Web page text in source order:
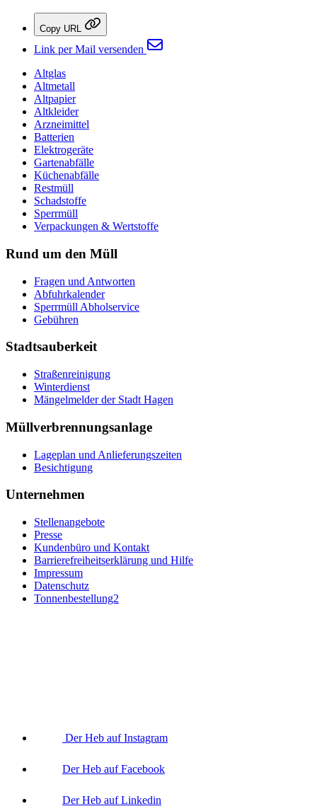
Copy URL
Link per Mail versenden
Altglas
Altmetall
Altpapier
Altkleider
Arzneimittel
Batterien
Elektrogeräte
Gartenabfälle
Küchenabfälle
Restmüll
Schadstoffe
Sperrmüll
Verpackungen & Wertstoffe
Rund um den Müll
Fragen und Antworten
Abfuhrkalender
Sperrmüll Abholservice
Gebühren
Stadtsauberkeit
Straßenreinigung
Winterdienst
Mängelmelder der Stadt Hagen
Müllverbrennungsanlage
Lageplan und Anlieferungszeiten
Besichtigung
Unternehmen
Stellenangebote
Presse
Kundenbüro und Kontakt
Barrierefreiheitserklärung und Hilfe
Impressum
Datenschutz
Tonnenbestellung2
Der Heb auf Instagram
Der Heb auf Facebook
Der Heb auf Linkedin